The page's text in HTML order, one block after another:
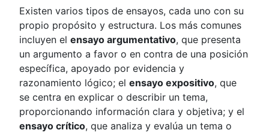
Existen varios tipos de ensayos, cada uno con su
propio propósito y estructura. Los más comunes
incluyen elensayo argumentativo, que presenta
un argumento a favor o en contra de una posición
específica, apoyado por evidencia y
razonamiento lógico; elensayo expositivo, que
se centra en explicar o describir un tema,
proporcionando información clara y objetiva; y el
ensayo crítico, que analiza y evalúa un tema o